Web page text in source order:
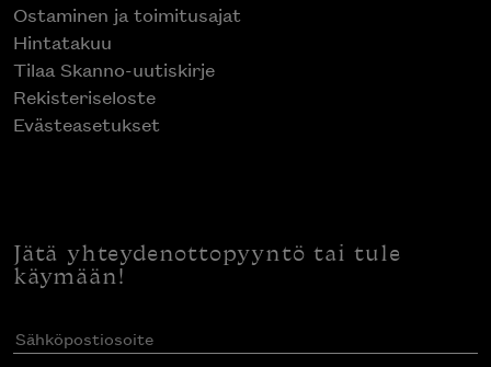
Ostaminen ja toimitusajat
Hintatakuu
Tilaa Skanno-uutiskirje
Rekisteriseloste
Evästeasetukset
Jätä yhteydenottopyyntö tai tule
käymään!
Sähköpostiosoite(Pakollinen)